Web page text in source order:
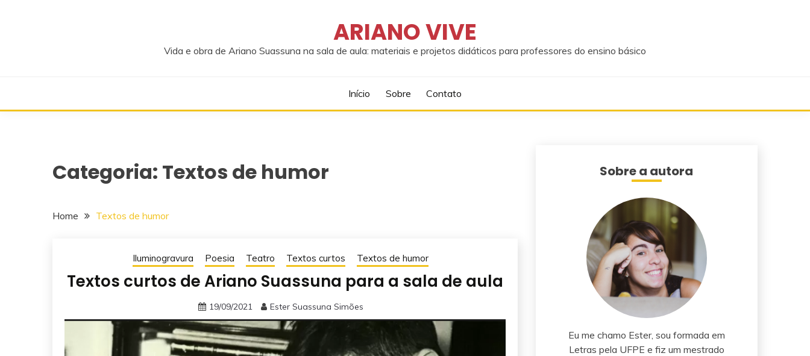
ARIANO VIVE
Vida e obra de Ariano Suassuna na sala de aula: materiais e projetos didáticos para professores do ensino básico
Início Sobre Contato
Categoria: Textos de humor
Home Textos de humor
Iluminogravura Poesia Teatro Textos curtos Textos de humor
Textos curtos de Ariano Suassuna para a sala de aula
19/09/2021 Ester Suassuna Simões
Sobre a autora
Eu me chamo Ester, sou formada em
Letras pela UFPE e fiz um mestrado